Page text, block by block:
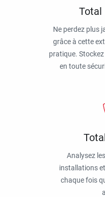
Total
Ne perdez plus
grâce à cette
pratique.
en toute
Analysez
installations
chaque fois